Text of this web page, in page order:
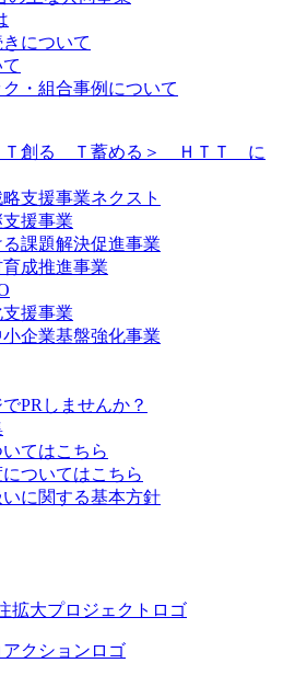
について
・組合事例について
Ｔ創る Ｔ蓄める＞ ＨＴＴ に
支援事業ネクスト
援事業
課題解決促進事業
成推進事業
援事業
企業基盤強化事業
PRしませんか？
てはこちら
ついてはこちら
に関する基本方針